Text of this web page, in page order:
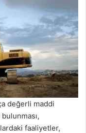
değerli maddi
faaliyetler,